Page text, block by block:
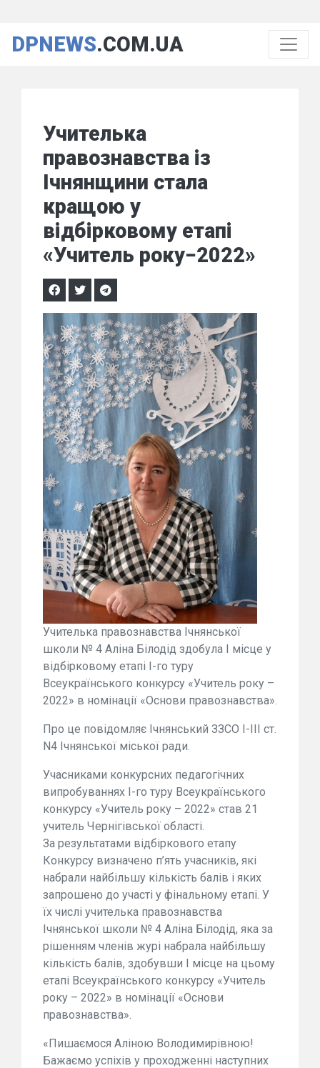
DPNEWS.COM.UA
Учителька
правознавства із
Ічнянщини стала
кращою у
відбірковому етапі
«Учитель року−2022»
Учителька правознавства Ічнянської
школи № 4 Аліна Білодід здобула І місце у
відбірковому етапі І-го туру
Всеукраїнського конкурсу «Учитель року –
2022» в номінації «Основи правознавства».
Про це повідомляє Ічнянський ЗЗСО І-ІІІ ст.
N4 Ічнянської міської ради.
Учасниками конкурсних педагогічних
випробуваннях І-го туру Всеукраїнського
конкурсу «Учитель року – 2022» став 21
учитель Чернігівської області.
За результатами відбіркового етапу
Конкурсу визначено п’ять учасників, які
набрали найбільшу кількість балів і яких
запрошено до участі у фінальному етапі. У
їх числі учителька правознавства
Ічнянської школи № 4 Аліна Білодід, яка за
рішенням членів журі набрала найбільшу
кількість балів, здобувши І місце на цьому
етапі Всеукраїнського конкурсу «Учитель
року – 2022» в номінації «Основи
правознавства».
«Пишаємося Аліною Володимирівною!
Бажаємо успіхів у проходженні наступних